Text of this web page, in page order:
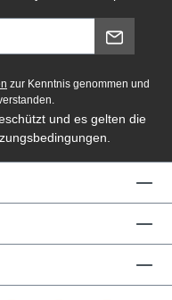
zur Kenntnis genommen und
und es gelten die